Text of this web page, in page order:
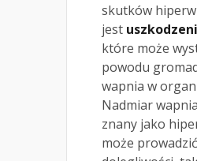
skutków
jest
które może
powodu
wapnia w
Nadmiar
znany jako
może